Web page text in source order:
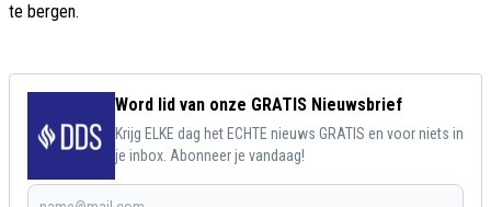
te bergen.
Word lid van onze GRATIS Nieuwsbrief
Krijg ELKE dag het ECHTE nieuws GRATIS en voor niets in
je inbox. Abonneer je vandaag!